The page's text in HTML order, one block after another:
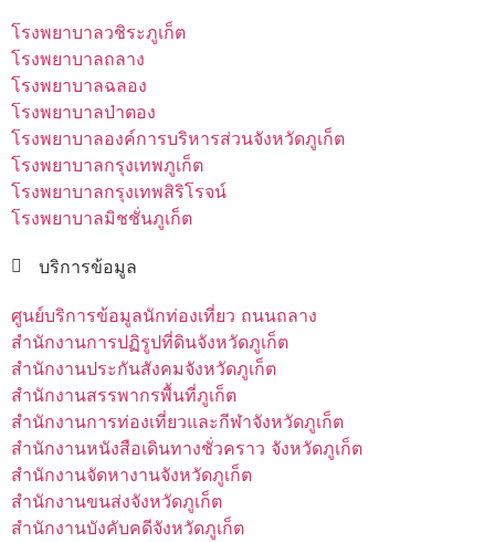
โรงพยาบาลวชิระภูเก็ต
โรงพยาบาลถลาง
โรงพยาบาลฉลอง
โรงพยาบาลป่าตอง
โรงพยาบาลองค์การบริหารส่วนจังหวัดภูเก็ต
โรงพยาบาลกรุงเทพภูเก็ต
โรงพยาบาลกรุงเทพสิริโรจน์
โรงพยาบาลมิชชั่นภูเก็ต
บริการข้อมูล
ศูนย์บริการข้อมูลนักท่องเที่ยว ถนนถลาง
สำนักงานการปฏิรูปที่ดินจังหวัดภูเก็ต
สำนักงานประกันสังคมจังหวัดภูเก็ต
สำนักงานสรรพากรพื้นที่ภูเก็ต
สำนักงานการท่องเที่ยวและกีฬาจังหวัดภูเก็ต
สำนักงานหนังสือเดินทางชั่วคราว จังหวัดภูเก็ต
สำนักงานจัดหางานจังหวัดภูเก็ต
สำนักงานขนส่งจังหวัดภูเก็ต
สำนักงานบังคับคดีจังหวัดภูเก็ต